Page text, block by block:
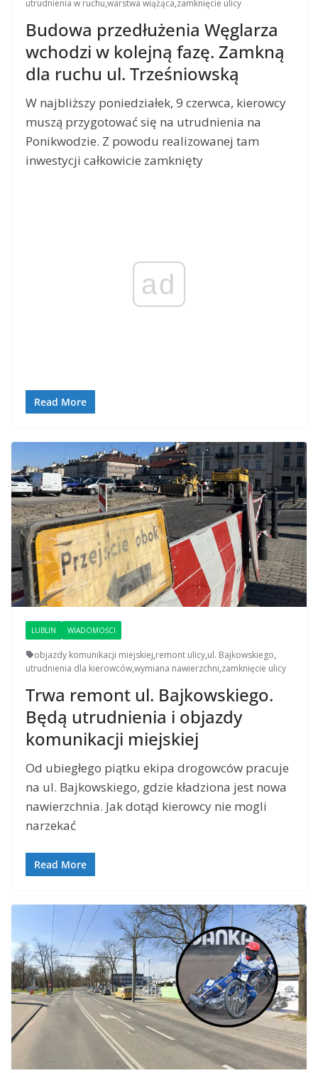
utrudnienia w ruchu,warstwa wiążąca,zamknięcie ulicy
Budowa przedłużenia Węglarza
wchodzi w kolejną fazę. Zamkną
dla ruchu ul. Trześniowską
W najbliższy poniedziałek, 9 czerwca, kierowcy
muszą przygotować się na utrudnienia na
Ponikwodzie. Z powodu realizowanej tam
inwestycji całkowicie zamknięty
ad
Read More
LUBLIN WIADOMOŚCI
objazdy komunikacji miejskiej,remont ulicy,ul. Bajkowskiego,
utrudnienia dla kierowców,wymiana nawierzchni,zamknięcie ulicy
Trwa remont ul. Bajkowskiego.
Będą utrudnienia i objazdy
komunikacji miejskiej
Od ubiegłego piątku ekipa drogowców pracuje
na ul. Bajkowskiego, gdzie kładziona jest nowa
nawierzchnia. Jak dotąd kierowcy nie mogli
narzekać
Read More